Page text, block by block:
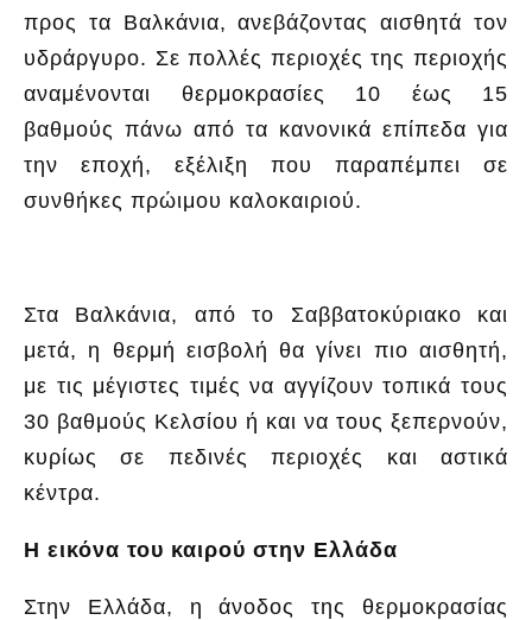
προς τα Βαλκάνια, ανεβάζοντας αισθητά τον
υδράργυρο. Σε πολλές περιοχές της περιοχής
αναμένονται θερμοκρασίες 10 έως 15
βαθμούς πάνω από τα κανονικά επίπεδα για
την εποχή, εξέλιξη που παραπέμπει σε
συνθήκες πρώιμου καλοκαιριού.
Στα Βαλκάνια, από το Σαββατοκύριακο και
μετά, η θερμή εισβολή θα γίνει πιο αισθητή,
με τις μέγιστες τιμές να αγγίζουν τοπικά τους
30 βαθμούς Κελσίου ή και να τους ξεπερνούν,
κυρίως σε πεδινές περιοχές και αστικά
κέντρα.
Η εικόνα του καιρού στην Ελλάδα
Στην Ελλάδα, η άνοδος της θερμοκρασίας